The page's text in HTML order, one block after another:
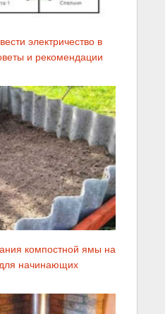
электричество в
и рекомендации
компостной ямы на
начинающих